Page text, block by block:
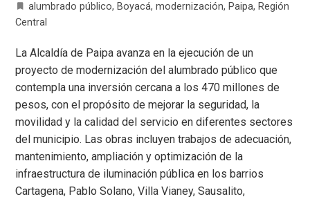
alumbrado público, Boyacá,modernización, Paipa, Región
Central
La Alcaldía de Paipa avanza en la ejecución de un
proyecto de modernización del alumbrado público que
contempla una inversión cercana a los 470 millones de
pesos, con el propósito de mejorar la seguridad, la
movilidad y la calidad del servicio en diferentes sectores
del municipio. Las obras incluyen trabajos de adecuación,
mantenimiento, ampliación y optimización de la
infraestructura de iluminación pública en los barrios
Cartagena, Pablo Solano, Villa Vianey, Sausalito,